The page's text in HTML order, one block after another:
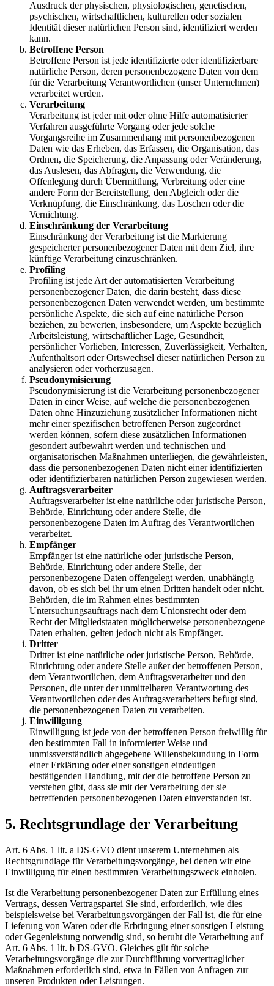
Ausdruck der physischen, physiologischen, genetischen,
psychischen, wirtschaftlichen, kulturellen oder sozialen
Identität dieser natürlichen Person sind, identifiziert werden
kann.
Betroffene Person
Betroffene Person ist jede identifizierte oder identifizierbare
natürliche Person, deren personenbezogene Daten von dem
für die Verarbeitung Verantwortlichen (unser Unternehmen)
verarbeitet werden.
Verarbeitung
Verarbeitung ist jeder mit oder ohne Hilfe automatisierter
Verfahren ausgeführte Vorgang oder jede solche
Vorgangsreihe im Zusammenhang mit personenbezogenen
Daten wie das Erheben, das Erfassen, die Organisation, das
Ordnen, die Speicherung, die Anpassung oder Veränderung,
das Auslesen, das Abfragen, die Verwendung, die
Offenlegung durch Übermittlung, Verbreitung oder eine
andere Form der Bereitstellung, den Abgleich oder die
Verknüpfung, die Einschränkung, das Löschen oder die
Vernichtung.
Einschränkung der Verarbeitung
Einschränkung der Verarbeitung ist die Markierung
gespeicherter personenbezogener Daten mit dem Ziel, ihre
künftige Verarbeitung einzuschränken.
Profiling
Profiling ist jede Art der automatisierten Verarbeitung
personenbezogener Daten, die darin besteht, dass diese
personenbezogenen Daten verwendet werden, um bestimmte
persönliche Aspekte, die sich auf eine natürliche Person
beziehen, zu bewerten, insbesondere, um Aspekte bezüglich
Arbeitsleistung, wirtschaftlicher Lage, Gesundheit,
persönlicher Vorlieben, Interessen, Zuverlässigkeit, Verhalten,
Aufenthaltsort oder Ortswechsel dieser natürlichen Person zu
analysieren oder vorherzusagen.
Pseudonymisierung
Pseudonymisierung ist die Verarbeitung personenbezogener
Daten in einer Weise, auf welche die personenbezogenen
Daten ohne Hinzuziehung zusätzlicher Informationen nicht
mehr einer spezifischen betroffenen Person zugeordnet
werden können, sofern diese zusätzlichen Informationen
gesondert aufbewahrt werden und technischen und
organisatorischen Maßnahmen unterliegen, die gewährleisten,
dass die personenbezogenen Daten nicht einer identifizierten
oder identifizierbaren natürlichen Person zugewiesen werden.
Auftragsverarbeiter
Auftragsverarbeiter ist eine natürliche oder juristische Person,
Behörde, Einrichtung oder andere Stelle, die
personenbezogene Daten im Auftrag des Verantwortlichen
verarbeitet.
Empfänger
Empfänger ist eine natürliche oder juristische Person,
Behörde, Einrichtung oder andere Stelle, der
personenbezogene Daten offengelegt werden, unabhängig
davon, ob es sich bei ihr um einen Dritten handelt oder nicht.
Behörden, die im Rahmen eines bestimmten
Untersuchungsauftrags nach dem Unionsrecht oder dem
Recht der Mitgliedstaaten möglicherweise personenbezogene
Daten erhalten, gelten jedoch nicht als Empfänger.
Dritter
Dritter ist eine natürliche oder juristische Person, Behörde,
Einrichtung oder andere Stelle außer der betroffenen Person,
dem Verantwortlichen, dem Auftragsverarbeiter und den
Personen, die unter der unmittelbaren Verantwortung des
Verantwortlichen oder des Auftragsverarbeiters befugt sind,
die personenbezogenen Daten zu verarbeiten.
Einwilligung
Einwilligung ist jede von der betroffenen Person freiwillig für
den bestimmten Fall in informierter Weise und
unmissverständlich abgegebene Willensbekundung in Form
einer Erklärung oder einer sonstigen eindeutigen
bestätigenden Handlung, mit der die betroffene Person zu
verstehen gibt, dass sie mit der Verarbeitung der sie
betreffenden personenbezogenen Daten einverstanden ist.
5. Rechtsgrundlage der Verarbeitung
Art. 6 Abs. 1 lit. a DS-GVO dient unserem Unternehmen als
Rechtsgrundlage für Verarbeitungsvorgänge, bei denen wir eine
Einwilligung für einen bestimmten Verarbeitungszweck einholen.
Ist die Verarbeitung personenbezogener Daten zur Erfüllung eines
Vertrags, dessen Vertragspartei Sie sind, erforderlich, wie dies
beispielsweise bei Verarbeitungsvorgängen der Fall ist, die für eine
Lieferung von Waren oder die Erbringung einer sonstigen Leistung
oder Gegenleistung notwendig sind, so beruht die Verarbeitung auf
Art. 6 Abs. 1 lit. b DS-GVO. Gleiches gilt für solche
Verarbeitungsvorgänge die zur Durchführung vorvertraglicher
Maßnahmen erforderlich sind, etwa in Fällen von Anfragen zur
unseren Produkten oder Leistungen.